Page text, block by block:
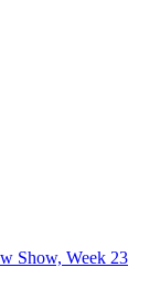
Show, Week 23